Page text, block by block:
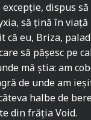
dispus
să țină în
că eu, Briza,
să pășesc pe
mă știa: am
de unde am
halbe de
din frăția Void.